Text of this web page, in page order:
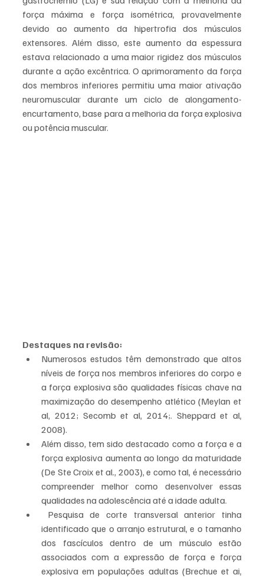
força máxima e força isométrica, provavelmente
devido ao aumento da hipertrofia dos músculos
extensores. Além disso, este aumento da espessura
estava relacionado a uma maior rigidez dos músculos
durante a ação excêntrica. O aprimoramento da força
dos membros inferiores permitiu uma maior ativação
neuromuscular durante um ciclo de alongamento-
encurtamento, base para a melhoria da força explosiva
ou potência muscular.
Destaques na revisão:
Numerosos estudos têm demonstrado que altos
níveis de força nos membros inferiores do corpo e
a força explosiva são qualidades físicas chave na
maximização do desempenho atlético (Meylan et
al, 2012; Secomb et al, 2014;. Sheppard et al,
2008).
Além disso, tem sido destacado como a força e a
força explosiva aumenta ao longo da maturidade
(De Ste Croix et al., 2003), e como tal, é necessário
compreender melhor como desenvolver essas
qualidades na adolescência até a idade adulta.
identificado que o arranjo estrutural, e o tamanho
dos fascículos dentro de um músculo estão
associados com a expressão de força e força
explosiva em populações adultas (Brechue et ai,